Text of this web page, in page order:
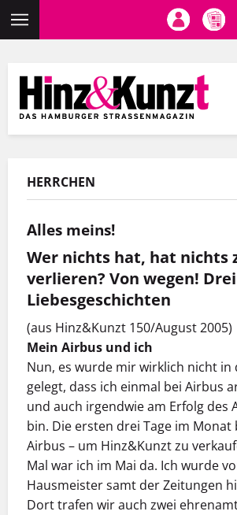
Inhalt
HERRCHEN
Alles meins!
Wer nichts hat, hat nichts
verlieren? Von wegen! Drei
Liebesgeschichten
(aus Hinz&Kunzt 150/August 2005)
Mein Airbus und ich
Nun, es wurde mir wirklich nicht in
gelegt, dass ich einmal bei Airbus
und auch irgendwie am Erfolg des
bin. Die ersten drei Tage im Monat
Airbus – um Hinz&Kunzt zu
Mal war ich im Mai da. Ich wurde
Hausmeister samt der Zeitungen
Dort trafen wir auch zwei